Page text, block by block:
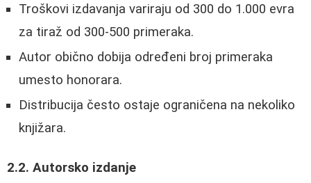
Troškovi izdavanja variraju od 300 do 1.000 evra
za tiraž od 300-500 primeraka.
Autor obično dobija određeni broj primeraka
umesto honorara.
Distribucija često ostaje ograničena na nekoliko
knjižara.
2.2. Autorsko izdanje